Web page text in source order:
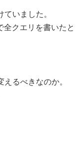
いました。
全クエリを書いたと
るべきなのか。